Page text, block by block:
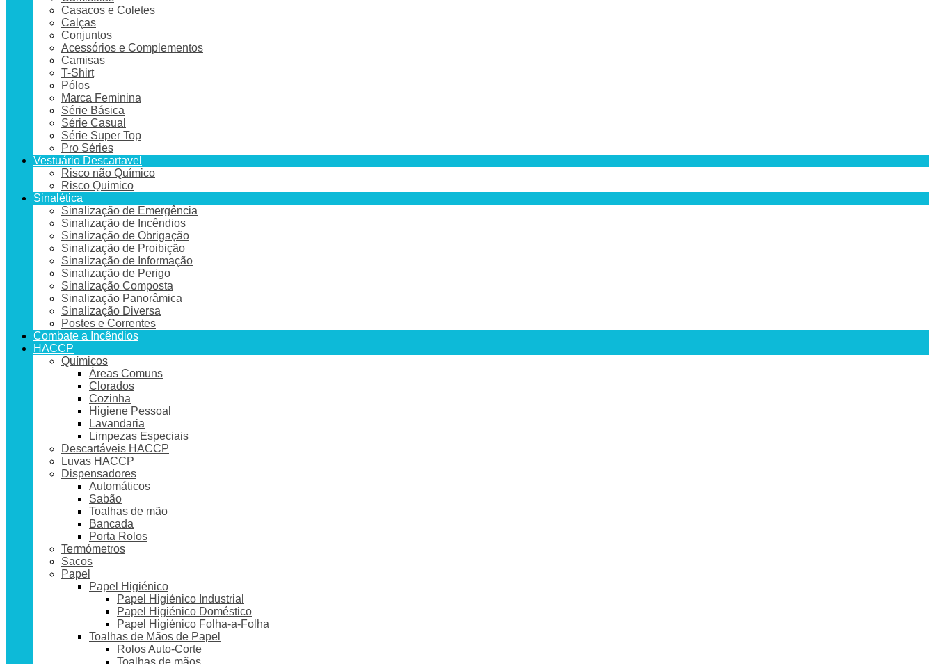
Casacos e Coletes
Calças
Conjuntos
Acessórios e Complementos
Camisas
T-Shirt
Pólos
Marca Feminina
Série Básica
Série Casual
Série Super Top
Pro Séries
Vestuário Descartavel
Risco não Químico
Risco Quimico
Sinalética
Sinalização de Emergência
Sinalização de Incêndios
Sinalização de Obrigação
Sinalização de Proibição
Sinalização de Informação
Sinalização de Perigo
Sinalização Composta
Sinalização Panorâmica
Sinalização Diversa
Postes e Correntes
Combate a Incêndios
HACCP
Químicos
Áreas Comuns
Clorados
Cozinha
Higiene Pessoal
Lavandaria
Limpezas Especiais
Descartáveis HACCP
Luvas HACCP
Dispensadores
Automáticos
Sabão
Toalhas de mão
Bancada
Porta Rolos
Termómetros
Sacos
Papel
Papel Higiénico
Papel Higiénico Industrial
Papel Higiénico Doméstico
Papel Higiénico Folha-a-Folha
Toalhas de Mãos de Papel
Rolos Auto-Corte